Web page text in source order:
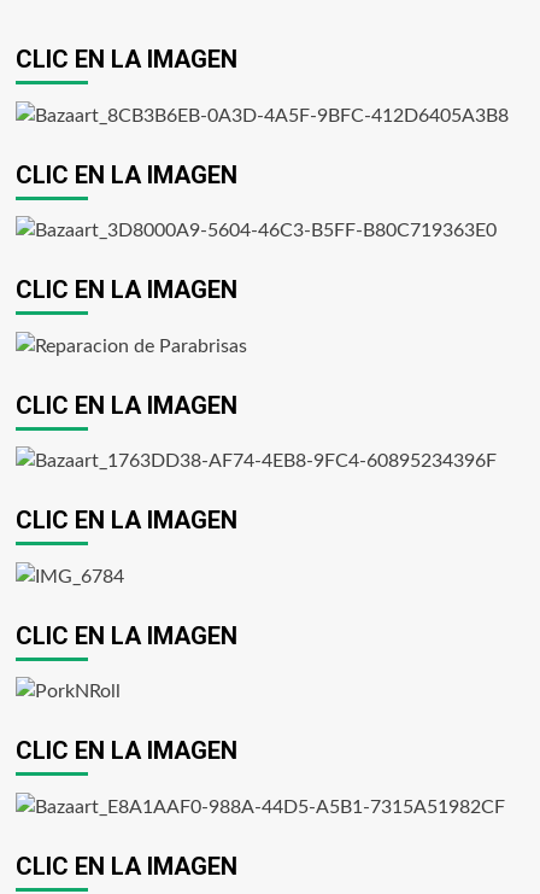
CLIC EN LA IMAGEN
CLIC EN LA IMAGEN
CLIC EN LA IMAGEN
CLIC EN LA IMAGEN
CLIC EN LA IMAGEN
CLIC EN LA IMAGEN
CLIC EN LA IMAGEN
CLIC EN LA IMAGEN